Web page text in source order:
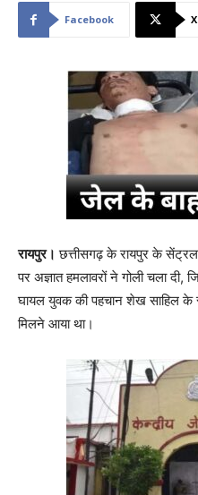
Facebook X
रायपुर। छत्तीसगढ़ के रायपुर के
पर अज्ञात हमलावरों ने गोली चला
घायल युवक की पहचान शेख साहिल
मिलने आया था।